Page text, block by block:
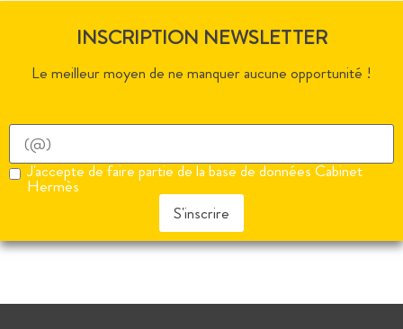
INSCRIPTION NEWSLETTER
Le meilleur moyen de ne manquer aucune opportunité !
J'accepte de faire partie de la base de données Cabinet
Hermès
S'inscrire